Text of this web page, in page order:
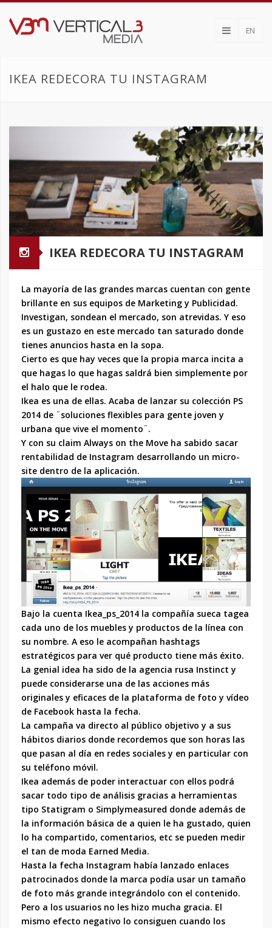
EN
IKEA REDECORA TU INSTAGRAM
IKEA REDECORA TU INSTAGRAM
La mayoría de las grandes marcas cuentan con gente
brillante en sus equipos de Marketing y Publicidad.
Investigan, sondean el mercado, son atrevidas. Y eso
es un gustazo en este mercado tan saturado donde
tienes anuncios hasta en la sopa.
Cierto es que hay veces que la propia marca incita a
que hagas lo que hagas saldrá bien simplemente por
el halo que le rodea.
Ikea es una de ellas. Acaba de lanzar su colección PS
2014 de ¨soluciones flexibles para gente joven y
urbana que vive el momento¨.
Y con su claim Always on the Move ha sabido sacar
rentabilidad de Instagram desarrollando un micro-
site dentro de la aplicación.
Bajo la cuenta Ikea_ps_2014 la compañía sueca tagea
cada uno de los muebles y productos de la línea con
su nombre. A eso le acompañan hashtags
estratégicos para ver qué producto tiene más éxito.
La genial idea ha sido de la agencia rusa Instinct y
puede considerarse una de las acciones más
originales y eficaces de la plataforma de foto y vídeo
de Facebook hasta la fecha.
La campaña va directo al público objetivo y a sus
hábitos diarios donde recordemos que son horas las
que pasan al día en redes sociales y en particular con
su teléfono móvil.
Ikea además de poder interactuar con ellos podrá
sacar todo tipo de análisis gracias a herramientas
tipo Statigram o Simplymeasured donde además de
la información básica de a quien le ha gustado, quien
lo ha compartido, comentarios, etc se pueden medir
el tan de moda Earned Media.
Hasta la fecha Instagram había lanzado enlaces
patrocinados donde la marca podía usar un tamaño
de foto más grande integrándolo con el contenido.
Pero a los usuarios no les hizo mucha gracia. El
mismo efecto negativo lo consiguen cuando los